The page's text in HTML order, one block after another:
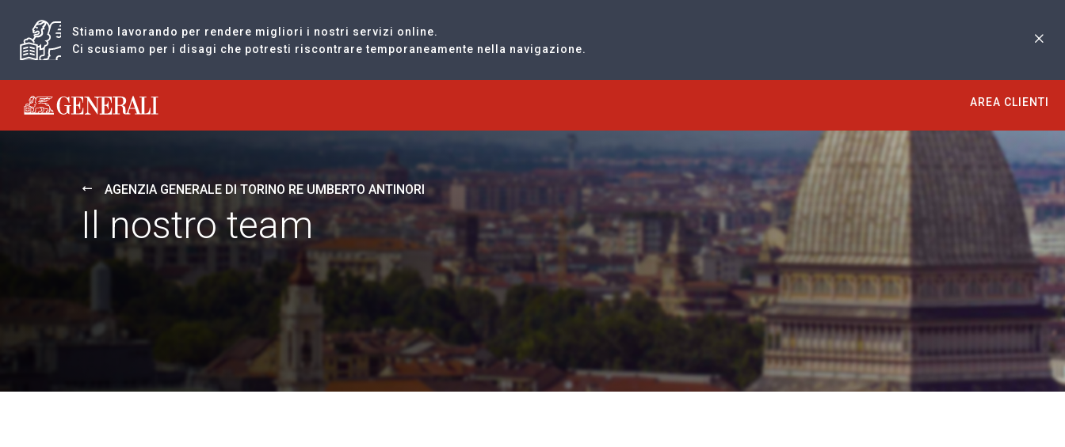
Stiamo lavorando per rendere migliori i nostri servizi online.
Ci scusiamo per i disagi che potresti riscontrare temporaneamente nella navigazione.
Generali logo
AREA CLIENTI
AGENZIA GENERALE DI TORINO RE UMBERTO ANTINORI
Il nostro team